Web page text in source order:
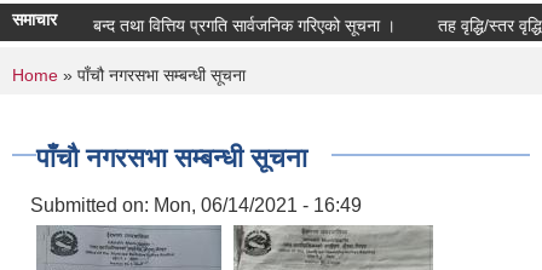
समाचार
को खाता बन्द तथा वित्तिय प्रगति सार्वजनिक गरिएको सूचना । तह वृद्धि/स्तर
You are here
Home » पाँचौ नगरसभा सम्बन्धी सूचना
पाँचौ नगरसभा सम्बन्धी सूचना
Submitted on: Mon, 06/14/2021 - 16:49